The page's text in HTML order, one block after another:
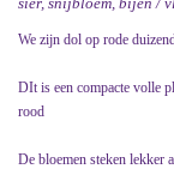
We zijn dol op rode
DIt is een compacte volle
rood
De bloemen steken lekker